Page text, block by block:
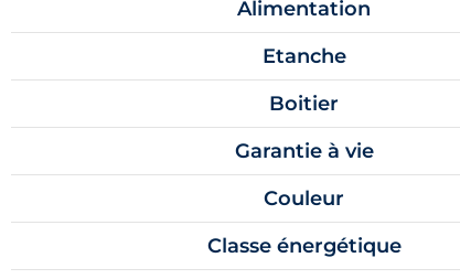
Alimentation
Etanche
Boitier
Garantie à vie
Couleur
Classe énergétique